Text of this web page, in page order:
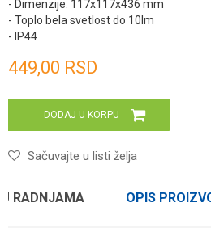
- Dimenzije: 117x117x436 mm
- Toplo bela svetlost do 10lm
- IP44
449,00 RSD
DODAJ U KORPU
Sačuvajte u listi želja
RADNJAMA OPIS